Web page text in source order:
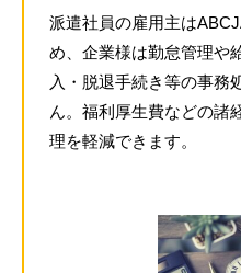
派遣社員の雇用主は
め、企業様は勤怠管理や
入・脱退手続き等の事務
ん。福利厚生費などの諸
理を軽減できます。